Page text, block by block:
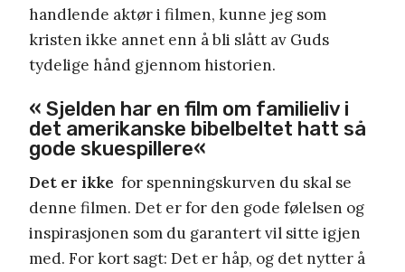
handlende aktør i filmen, kunne jeg som
kristen ikke annet enn å bli slått av Guds
tydelige hånd gjennom historien.
« Sjelden har en film om familieliv i
det amerikanske bibelbeltet hatt så
gode skuespillere«
Det er ikke for spenningskurven du skal se
denne filmen. Det er for den gode følelsen og
inspirasjonen som du garantert vil sitte igjen
med. For kort sagt: Det er håp, og det nytter å